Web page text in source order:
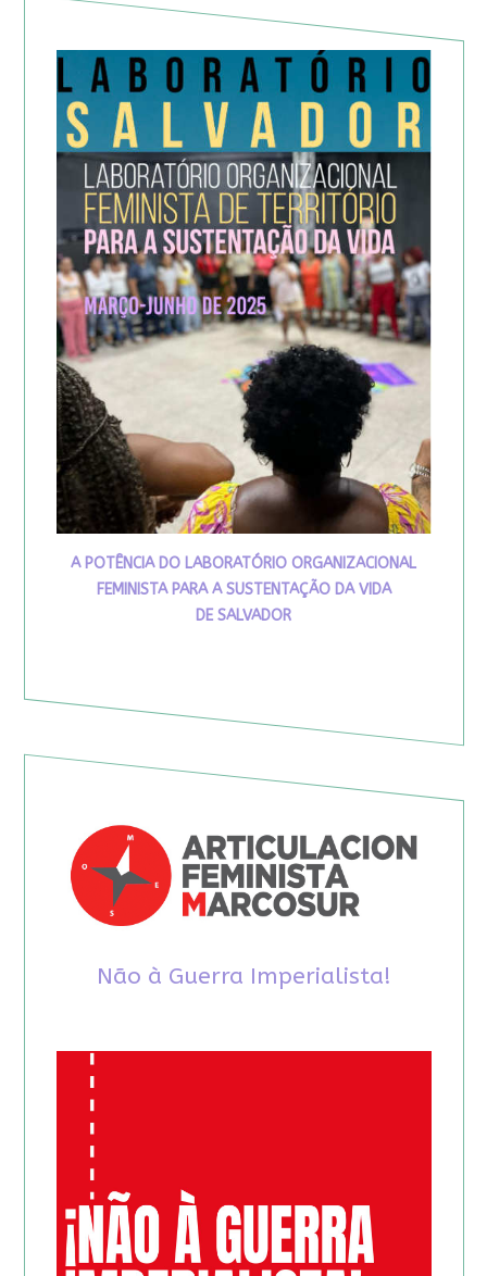
A POTÊNCIA DO LABORATÓRIO ORGANIZACIONAL
FEMINISTA PARA A SUSTENTAÇÃO DA VIDA
DE SALVADOR
Não à Guerra Imperialista!